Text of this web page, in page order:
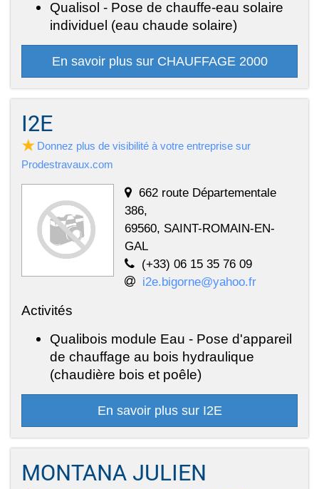
Qualisol - Pose de chauffe-eau solaire
individuel (eau chaude solaire)
En savoir plus sur CHAUFFAGE 2000
I2E
Donnez plus de visibilité à votre entreprise sur
Prodestravaux.com
662 route Départementale
386,
69560, SAINT-ROMAIN-EN-
GAL
(+33) 06 15 35 76 09
i2e.bigorne@yahoo.fr
Activités
Qualibois module Eau - Pose d'appareil
de chauffage au bois hydraulique
(chaudière bois et poêle)
En savoir plus sur I2E
MONTANA JULIEN